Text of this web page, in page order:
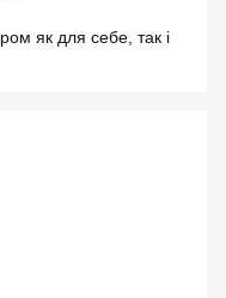
як для себе, так і